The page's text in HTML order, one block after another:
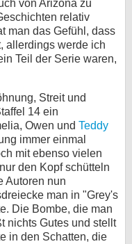
von Arizona zu
relativ
man das Gefühl, dass
allerdings werde ich
Teil der Serie waren,
Streit und
14 ein
Owen und Teddy
immer einmal
mit ebenso vielen
den Kopf schütteln
Autoren nun
man in "Grey's
Die Bombe, die man
nichts Gutes und stellt
in den Schatten, die